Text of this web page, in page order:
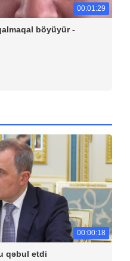
00:01:29
böyüyür -
00:00:18
qəbul etdi